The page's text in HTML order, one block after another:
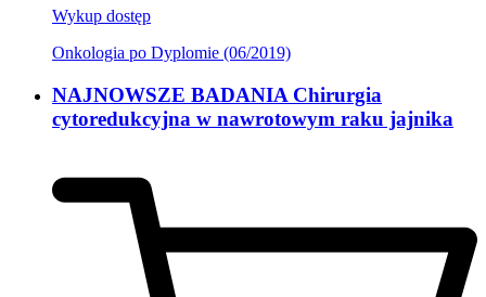
Wykup dostęp
Onkologia po Dyplomie (06/2019)
NAJNOWSZE BADANIA Chirurgia
cytoredukcyjna w nawrotowym raku jajnika